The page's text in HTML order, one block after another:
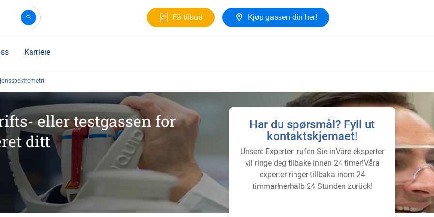
Få tilbud Kjøp gassen din her!
Karriere
eller testgassen for
ditt
Har du spørsmål? Fyll ut
kontaktskjemaet!
Unsere Experten rufen Sie inVåre eksperter
vil ringe deg tilbake innen 24 timer!Våra
experter ringer tillbaka inom 24
timmar!nerhalb 24 Stunden zurück!